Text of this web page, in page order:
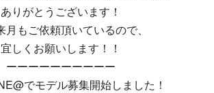
ありがとうございます！
月もご依頼頂いているので、
宜しくお願いします！！
ーーーーーーーーーー
でモデル募集開始しました！